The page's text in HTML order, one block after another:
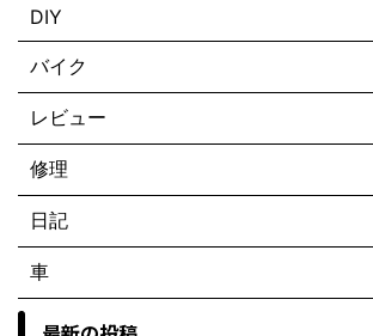
DIY
バイク
レビュー
修理
日記
車